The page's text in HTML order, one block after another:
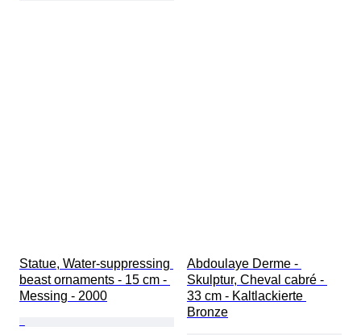
Statue, Water-suppressing
beast ornaments - 15 cm -
Messing - 2000
Abdoulaye Derme -
Skulptur, Cheval cabré -
33 cm - Kaltlackierte
Bronze